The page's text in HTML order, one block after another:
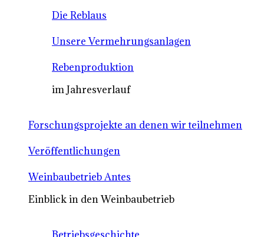
Die Reblaus
Unsere Vermehrungsanlagen
Rebenproduktion
im Jahresverlauf
Forschungsprojekte an denen wir teilnehmen
Veröffentlichungen
Weinbaubetrieb Antes
Einblick in den Weinbaubetrieb